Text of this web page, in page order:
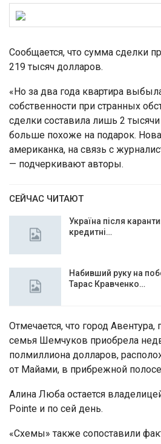
Сообщается, что сумма сделки
219 тысяч долларов.
«Но за два года квартира
собственности при странных
сделки составила лишь 2
больше похоже на подарок.
американка, на связь с
— подчеркивают авторы.
СЕЙЧАС ЧИТАЮТ
Україна після
кредитні…
Набивший руку на
Тарас Кравченко…
Отмечается, что город
семья Шемчуков приобрела
полмиллиона долларов,
от Майами, в прибрежной
Алина Люба остается
Pointe и по сей день.
«Схемы» также сопоставили